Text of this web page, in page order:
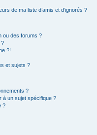
de ma liste d’amis et d’ignorés ?
ou des forums ?
?
?!
et sujets ?
?
à un sujet spécifique ?
?